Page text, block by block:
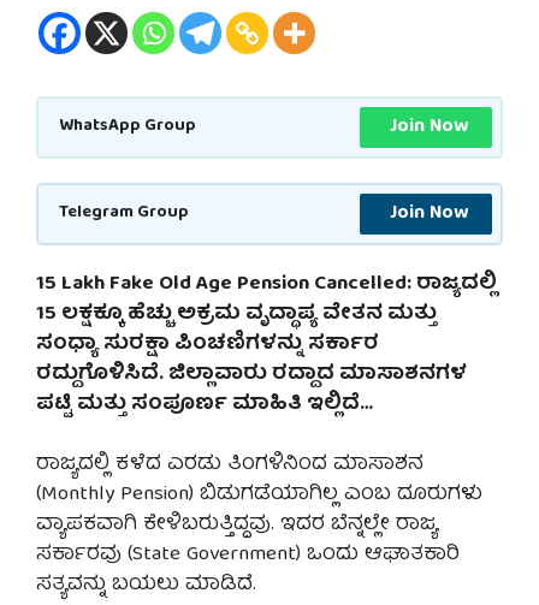
WhatsApp Group Join Now
Telegram Group Join Now
15 Lakh Fake Old Age Pension Cancelled: ರಾಜ್ಯದಲ್ಲಿ
15 ಲಕ್ಷಕ್ಕೂ ಹೆಚ್ಚು ಅಕ್ರಮ ವೃದ್ಧಾಪ್ಯ ವೇತನ ಮತ್ತು
ಸಂಧ್ಯಾ ಸುರಕ್ಷಾ ಪಿಂಚಣಿಗಳನ್ನು ಸರ್ಕಾರ
ರದ್ದುಗೊಳಿಸಿದೆ. ಜಿಲ್ಲಾವಾರು ರದ್ದಾದ ಮಾಸಾಶನಗಳ
ಪಟ್ಟಿ ಮತ್ತು ಸಂಪೂರ್ಣ ಮಾಹಿತಿ ಇಲ್ಲಿದೆ…
ರಾಜ್ಯದಲ್ಲಿ ಕಳೆದ ಎರಡು ತಿಂಗಳಿನಿಂದ ಮಾಸಾಶನ
(Monthly Pension) ಬಿಡುಗಡೆಯಾಗಿಲ್ಲ ಎಂಬ ದೂರುಗಳು
ವ್ಯಾಪಕವಾಗಿ ಕೇಳಿಬರುತ್ತಿದ್ದವು. ಇದರ ಬೆನ್ನಲ್ಲೇ ರಾಜ್ಯ
ಸರ್ಕಾರವು (State Government) ಒಂದು ಆಘಾತಕಾರಿ
ಸತ್ಯವನ್ನು ಬಯಲು ಮಾಡಿದೆ.